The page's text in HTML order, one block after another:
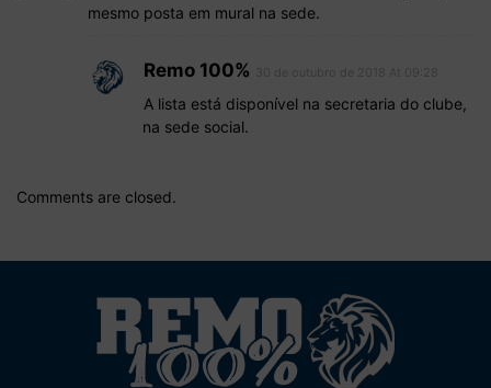
mesmo posta em mural na sede.
Remo 100%
A lista está disponível na secretaria do clube,
na sede social.
Comments are closed.